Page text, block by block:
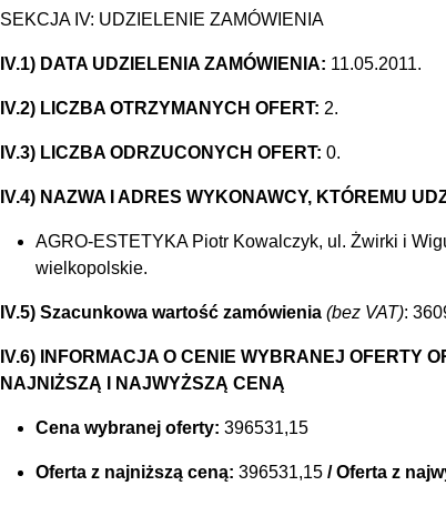
SEKCJA IV: UDZIELENIE ZAMÓWIENIA
IV.1) DATA UDZIELENIA ZAMÓWIENIA: 11.05.2011.
IV.2) LICZBA OTRZYMANYCH OFERT: 2.
IV.3) LICZBA ODRZUCONYCH OFERT: 0.
IV.4) NAZWA I ADRES WYKONAWCY, KTÓREMU
AGRO-ESTETYKA Piotr Kowalczyk, ul. Żwirki i
wielkopolskie.
IV.5) Szacunkowa wartość zamówienia (bez VAT):
IV.6) INFORMACJA O CENIE WYBRANEJ OFERTY
NAJNIŻSZĄ I NAJWYŻSZĄ CENĄ
Cena wybranej oferty: 396531,15
Oferta z najniższą ceną: 396531,15 / Oferta z